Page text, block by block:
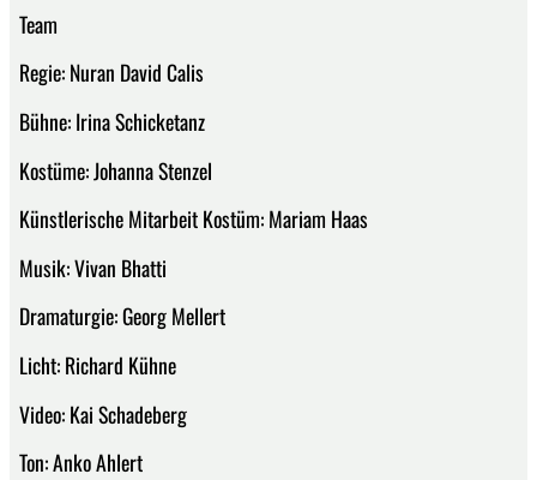
Team
Regie: Nuran David Calis
Bühne: Irina Schicketanz
Kostüme: Johanna Stenzel
Künstlerische Mitarbeit Kostüm: Mariam Haas
Musik: Vivan Bhatti
Dramaturgie: Georg Mellert
Licht: Richard Kühne
Video: Kai Schadeberg
Ton: Anko Ahlert